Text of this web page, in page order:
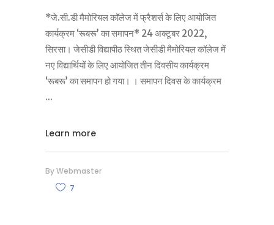
*जे.सी.डी मैमोरियल कॉलेज में फ्रैशर्स के लिए आयोजित
कार्यक्रम ‘रूबरू’ का समापन* 24 अक्टूबर 2022,
सिरसा। जेसीडी विद्यापीठ स्थित जेसीडी मैमोरियल कॉलेज में
नए विद्यार्थियों के लिए आयोजित तीन दिवसीय कार्यक्रम
‘रूबरू’ का समापन हो गया। । समापन दिवस के कार्यक्रम
Learn more
ByWebmaster
7